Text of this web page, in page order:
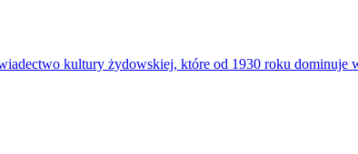
kultury żydowskiej, które od 1930 roku dominuje